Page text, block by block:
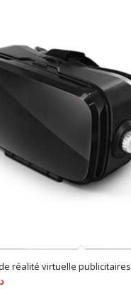
réalité virtuelle publicitaires